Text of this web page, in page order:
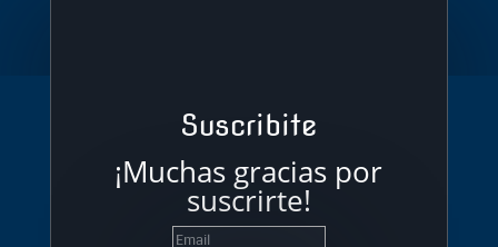
Suscribite
¡Muchas gracias por
suscrirte!